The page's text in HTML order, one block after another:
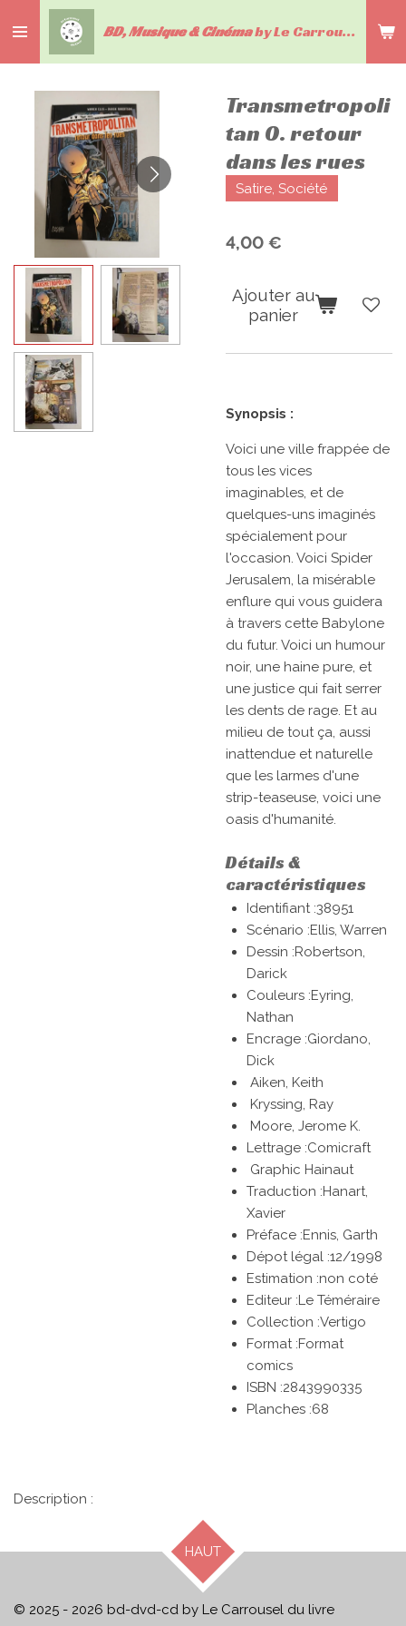
au
contenu
BD, Musique & Cinémaby Le Carrousel du livre
Transmetropoli
tan 0. retour
dans les rues
Satire, Société
4,00 €
Ajouter au
panier
Synopsis :
Voici une ville frappée de
tous les vices
imaginables, et de
quelques-uns imaginés
spécialement pour
l'occasion. Voici Spider
Jerusalem, la misérable
enflure qui vous guidera
à travers cette Babylone
du futur. Voici un humour
noir, une haine pure, et
une justice qui fait serrer
les dents de rage. Et au
milieu de tout ça, aussi
inattendue et naturelle
que les larmes d'une
strip-teaseuse, voici une
oasis d'humanité.
Détails &
caractéristiques
Identifiant :38951
Scénario :Ellis, Warren
Dessin :Robertson,
Darick
Couleurs :Eyring,
Nathan
Encrage :Giordano,
Dick
Aiken, Keith
Kryssing, Ray
Moore, Jerome K.
Lettrage :Comicraft
Graphic Hainaut
Traduction :Hanart,
Xavier
Préface :Ennis, Garth
Dépot légal :12/1998
Estimation :non coté
Editeur :Le Téméraire
Collection :Vertigo
Format :Format
comics
ISBN :2843990335
Planches :68
Description :
HAUT
© 2025 - 2026 bd-dvd-cd by Le Carrousel du livre